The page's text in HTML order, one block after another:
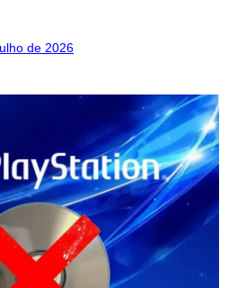
de 2026